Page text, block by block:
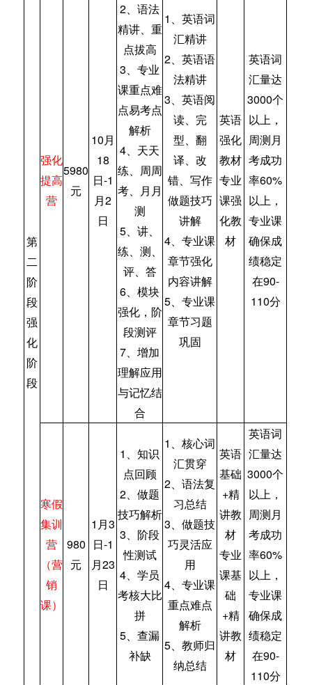
第
二
阶
段
强
化
阶
段
强化
提高
营
5980
元
10月
18
日-1
月2
日
2、语法
精讲、重
点拔高
3、专业
课重点难
点易考点
解析
4、天天
练、周周
考、月月
测
5、讲、
练、测、
评、答
6、模块
强化，阶
段测评
7、增加
理解应用
与记忆结
合
1、英语词
汇精讲
2、英语语
法精讲
3、英语阅
读、完
型、翻
译、改
错、写作
做题技巧
讲解
4、专业课
章节强化
内容讲解
5、专业课
章节习题
巩固
英语
强化
教材
专业
课强
化教
材
英语词
汇量达
3000个
以上，
周测月
考成功
率60%
以上，
专业课
确保成
绩稳定
在90-
110分
寒假
集训
营
（营
销
课）
980
元
1月3
日-1
月23
日
1、知识
点回顾
2、做题
技巧解析
3、阶段
性测试
4、学员
考核大比
拼
5、查漏
补缺
1、核心词
汇贯穿
2、语法复
习总结
3、做题技
巧灵活应
用
4、专业课
重点难点
解析
5、教师归
纳总结
英语
基础
+精
讲教
材
专业
课基
础
+精
讲教
材
英语词
汇量达
3000个
以上，
周测月
考成功
率60%
以上，
专业课
确保成
绩稳定
在90-
110分